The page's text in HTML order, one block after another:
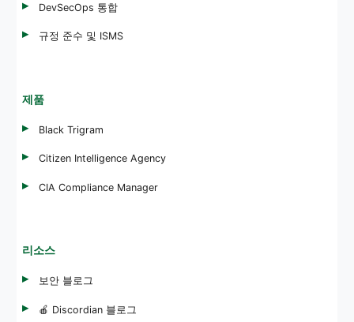
DevSecOps 통합
규정 준수 및 ISMS
제품
Black Trigram
Citizen Intelligence Agency
CIA Compliance Manager
리소스
보안 블로그
🍎 Discordian 블로그